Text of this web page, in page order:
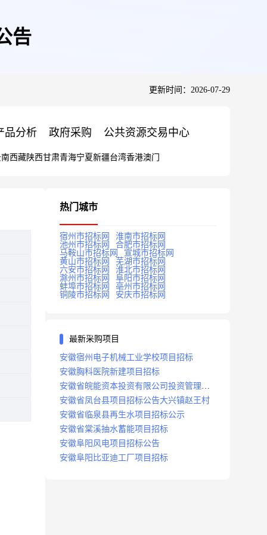
告
更新时间：2026-07-29
品分析 政府采购 公共资源交易中心
西藏陕西甘肃青海宁夏新疆台湾香港澳门
热门城市
宿州市招标网
淮南市招标网
池州市招标网
合肥市招标网
马鞍山市招标网
宣城市招标网
黄山市招标网
芜湖市招标网
六安市招标网
淮北市招标网
滁州市招标网
阜阳市招标网
蚌埠市招标网
亳州市招标网
铜陵市招标网
安庆市招标网
最新采购项目
安徽宿州电子机械工业学校项目招标
安徽胸科医院新建项目招标
安徽省皖能资本投资有限公司投资管理系
统建设项目招标
安徽省凤台县项目招标公告大兴镇赵王村
安徽省临泉县再生水项目招标公示
安徽省棠溪抽水蓄能项目招标
安徽阜阳风电项目招标公告
安徽阜阳比亚迪工厂项目招标